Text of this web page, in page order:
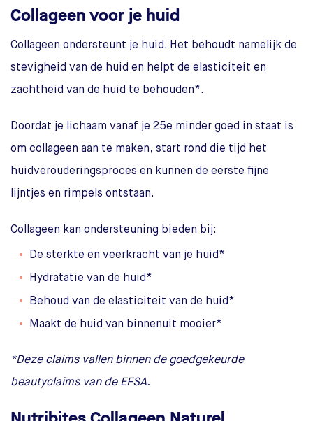
Collageen voor je huid
Collageen ondersteunt je huid. Het behoudt namelijk de
stevigheid van de huid en helpt de elasticiteit en
zachtheid van de huid te behouden*.
Doordat je lichaam vanaf je 25e minder goed in staat is
om collageen aan te maken, start rond die tijd het
huidverouderingsproces en kunnen de eerste fijne
lijntjes en rimpels ontstaan.
Collageen kan ondersteuning bieden bij:
De sterkte en veerkracht van je huid*
Hydratatie van de huid*
Behoud van de elasticiteit van de huid*
Maakt de huid van binnenuit mooier*
*Deze claims vallen binnen de goedgekeurde
beautyclaims van de EFSA.